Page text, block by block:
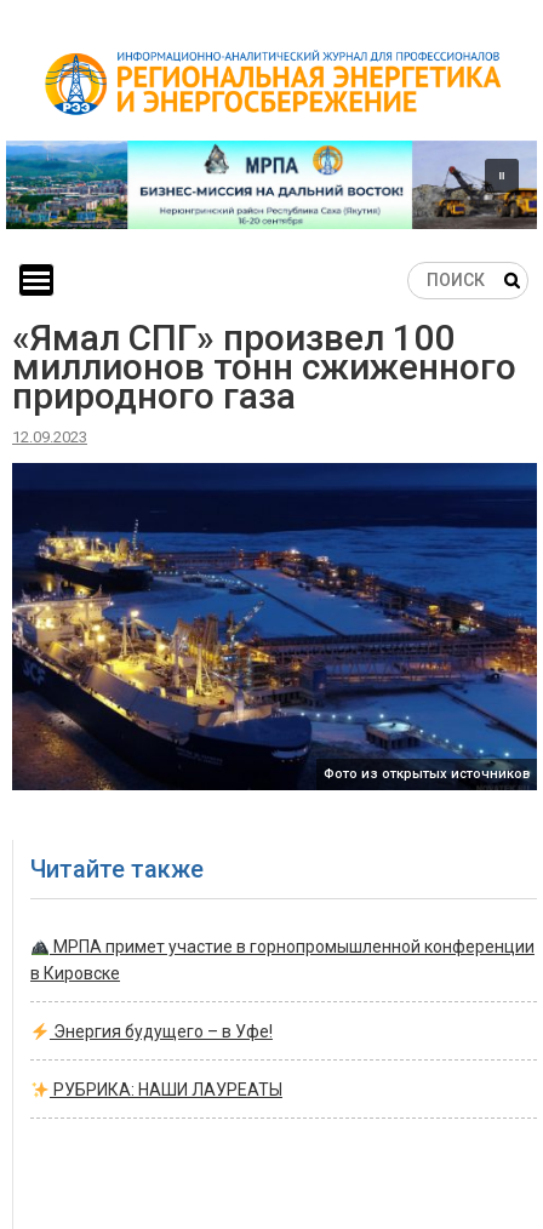
content
«Ямал СПГ» произвел 100
миллионов тонн сжиженного
природного газа
12.09.2023
Фото из открытых источников
Читайте также
МРПА примет участие в горнопромышленной конференции
в Кировске
Энергия будущего – в Уфе!
РУБРИКА: НАШИ ЛАУРЕАТЫ